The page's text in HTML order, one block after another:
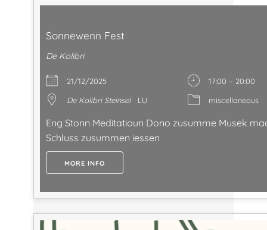
Sonnewenn Fest
De Kolibri
21/12/2025
17:00 – 20:00
De Kolibri Steinsel
LU miscellaneous
Eng Stonn Meditatioun Dono zusumme Musek
Schluss zusummen iessen
MORE INFO